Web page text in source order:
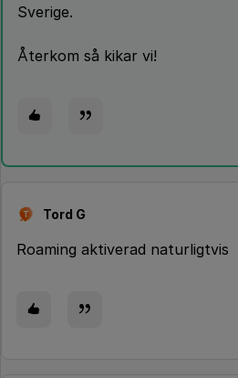
Sverige.
Återkom så kikar vi!
T Tord G
Roaming aktiverad naturligtvis